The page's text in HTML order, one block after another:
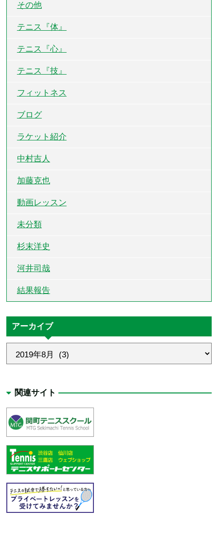
その他
テニス『体』
テニス『心』
テニス『技』
フィットネス
ブログ
ラケット紹介
中村吉人
加藤克也
動画レッスン
未分類
杉末洋史
河井司哉
結果報告
アーカイブ
関連サイト